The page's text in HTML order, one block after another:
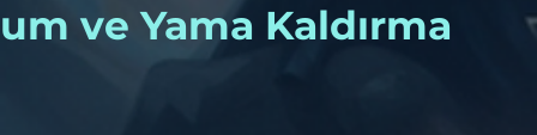
ve Yama Kaldırma